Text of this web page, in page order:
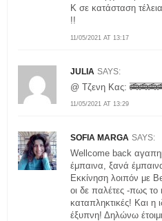
11/05/2021 AT 13:17
Κ σε κατάσταση
!!
JULIA SAYS:
11/05/2021 AT 13:29
@ Τζενη Κας:
SOFIA MARGA SAYS:
Wellcome back
έμπαινα, ξανά
Εκκίνηση λοιπόν με
οι δε παλέτες -πως
καταπληκτικές! Και η
έξυπνη! Δηλώνω